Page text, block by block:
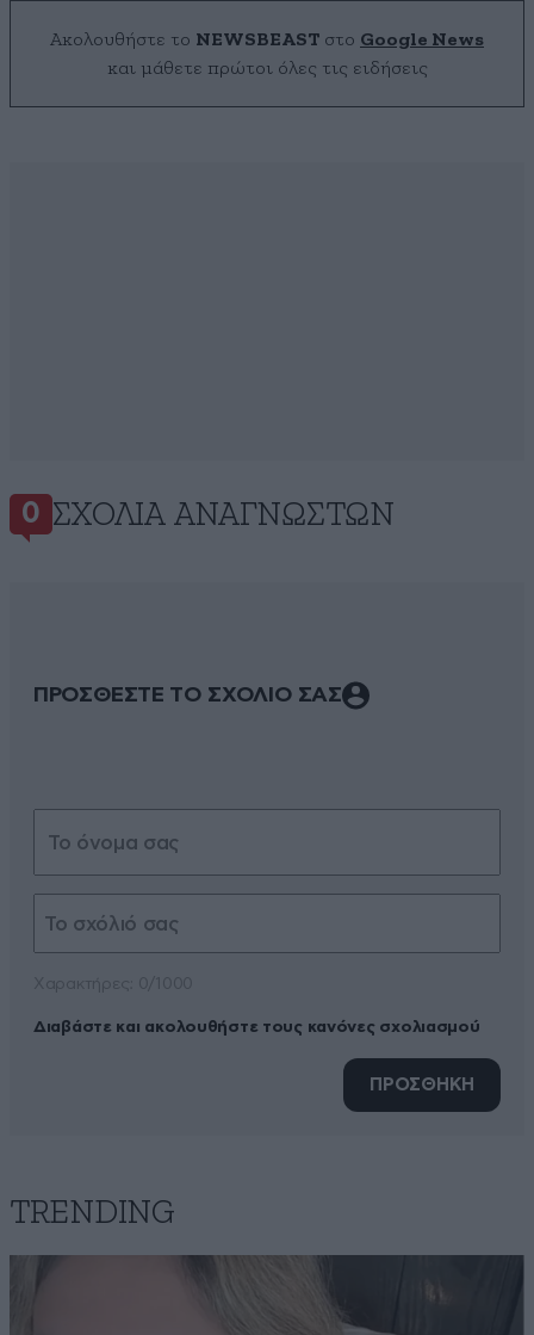
Ακολουθήστε το NEWSBEAST στο Google News
και μάθετε πρώτοι όλες τις ειδήσεις
0 ΣΧΌΛΙΑ ΑΝΑΓΝΩΣΤΏΝ
ΠΡΟΣΘΕΣΤΕ ΤΟ ΣΧΟΛΙΟ ΣΑΣ
Διαβάστε και ακολουθήστε τους κανόνες σχολιασμού
ΠΡΟΣΘΗΚΗ
TRENDING